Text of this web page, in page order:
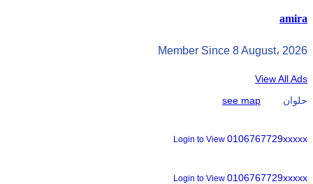
amira
Member Since 8 August، 2026
View All Ads
see map
حلوان
Login to View 0106767729xxxxx
Login to View 0106767729xxxxx